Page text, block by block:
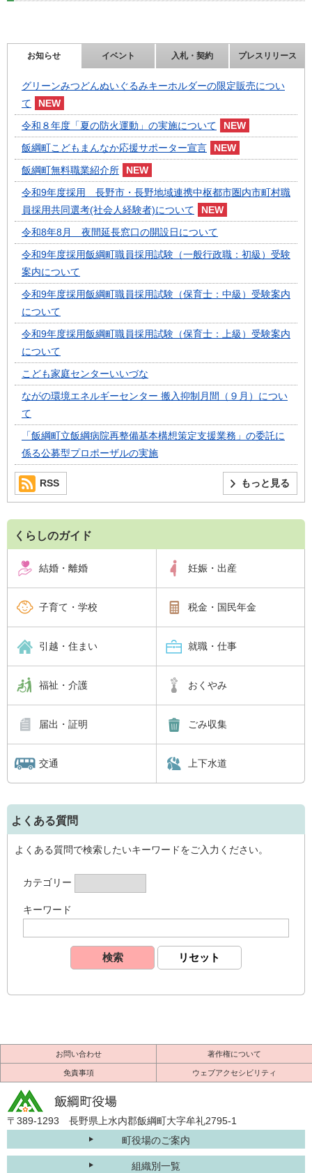
お知らせ イベント 入札・契約 プレスリリース
グリーンみつどんぬいぐるみキーホルダーの限定販売につい
て
令和８年度「夏の防火運動」の実施について
飯綱町こどもまんなか応援サポーター宣言
飯綱町無料職業紹介所
令和9年度採用 長野市・長野地域連携中枢都市圏内市町村職
員採用共同選考(社会人経験者)について
令和8年8月 夜間延長窓口の開設日について
令和9年度採用飯綱町職員採用試験（一般行政職：初級）受験
案内について
令和9年度採用飯綱町職員採用試験（保育士：中級）受験案内
について
令和9年度採用飯綱町職員採用試験（保育士：上級）受験案内
について
こども家庭センターいいづな
ながの環境エネルギーセンター 搬入抑制月間（９月）につい
て
「飯綱町立飯綱病院再整備基本構想策定支援業務」の委託に
係る公募型プロポーザルの実施
もっと見る
RSS
くらしのガイド
結婚・離婚 妊娠・出産
子育て・学校 税金・国民年金
引越・住まい 就職・仕事
福祉・介護 おくやみ
届出・証明 ごみ収集
交通 上下水道
よくある質問
よくある質問で検索したいキーワードをご入力ください。
カテゴリー
キーワード
お問い合わせ 著作権について
免責事項 ウェブアクセシビリティ
〒389-1293 長野県上水内郡飯綱町大字牟礼2795-1
町役場のご案内
組織別一覧